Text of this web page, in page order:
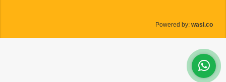
Powered by: wasi.co